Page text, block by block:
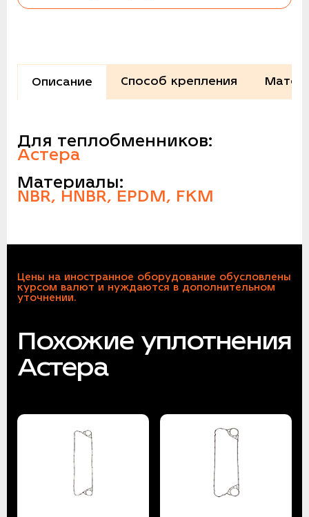
Описание Способ крепления
Для теплобменников:
Астера
Материалы:
NBR, HNBR, EPDM, FKM
Цены на иностранное оборудование обусловлены
курсом валют и нуждаются в дополнительном
уточнении.
Похожие уплотнения
Астера